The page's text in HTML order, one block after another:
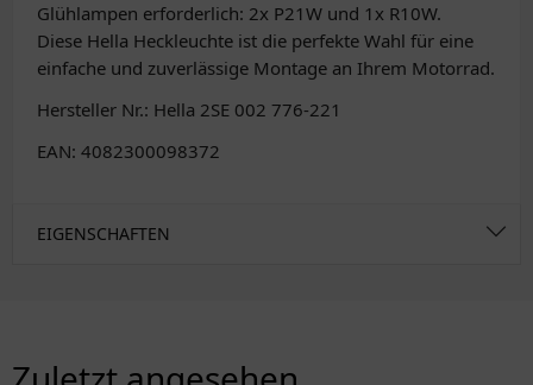
Glühlampen erforderlich: 2x P21W und 1x R10W.
Diese Hella Heckleuchte ist die perfekte Wahl für eine
einfache und zuverlässige Montage an Ihrem Motorrad.
Hersteller Nr.: Hella 2SE 002 776-221
EAN: 4082300098372
EIGENSCHAFTEN